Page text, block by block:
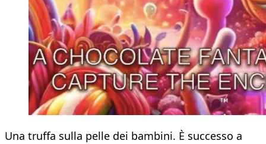
Una truffa sulla pelle dei bambini. È successo a